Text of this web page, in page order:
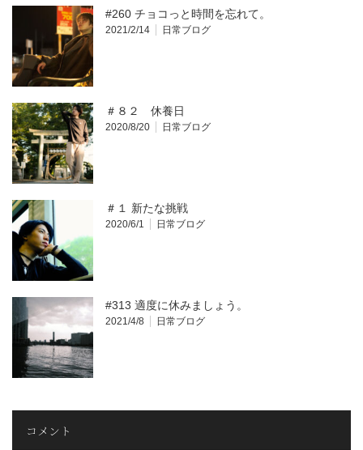
#260 チョコっと時間を忘れて。
2021/2/14 日常ブログ
＃８２ 休養日
2020/8/20 日常ブログ
＃１ 新たな挑戦
2020/6/1 日常ブログ
#313 適度に休みましょう。
2021/4/8 日常ブログ
コメント